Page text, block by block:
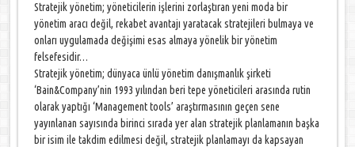
Stratejik yönetim; yöneticilerin işlerini zorlaştıran yeni moda bir
yönetim aracı değil, rekabet avantajı yaratacak stratejileri bulmaya ve
onları uygulamada değişimi esas almaya yönelik bir yönetim
felsefesidir…
Stratejik yönetim; dünyaca ünlü yönetim danışmanlık şirketi
‘Bain&Company’nin 1993 yılından beri tepe yöneticileri arasında rutin
olarak yaptığı ‘Management tools’ araştırmasının geçen sene
yayınlanan sayısında birinci sırada yer alan stratejik planlamanın başka
bir isim ile takdim edilmesi değil, stratejik planlamayı da kapsayan